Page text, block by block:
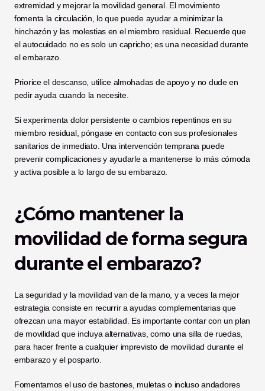
extremidad y mejorar la movilidad general. El movimiento
fomenta la circulación, lo que puede ayudar a minimizar la
hinchazón y las molestias en el miembro residual. Recuerde que
el autocuidado no es solo un capricho; es una necesidad durante
el embarazo.
Priorice el descanso, utilice almohadas de apoyo y no dude en
pedir ayuda cuando la necesite.
Si experimenta dolor persistente o cambios repentinos en su
miembro residual, póngase en contacto con sus profesionales
sanitarios de inmediato. Una intervención temprana puede
prevenir complicaciones y ayudarle a mantenerse lo más cómoda
y activa posible a lo largo de su embarazo.
¿Cómo mantener la
movilidad de forma segura
durante el embarazo?
La seguridad y la movilidad van de la mano, y a veces la mejor
estrategia consiste en recurrir a ayudas complementarias que
ofrezcan una mayor estabilidad. Es importante contar con un plan
de movilidad que incluya alternativas, como una silla de ruedas,
para hacer frente a cualquier imprevisto de movilidad durante el
embarazo y el posparto.
Fomentamos el uso de bastones, muletas o incluso andadores